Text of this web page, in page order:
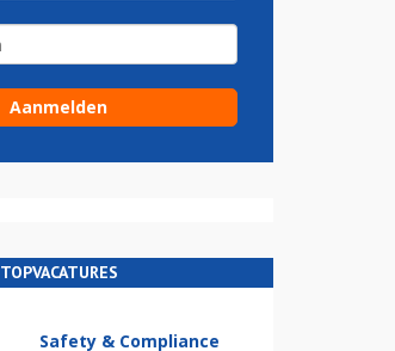
TOPVACATURES
Safety & Compliance